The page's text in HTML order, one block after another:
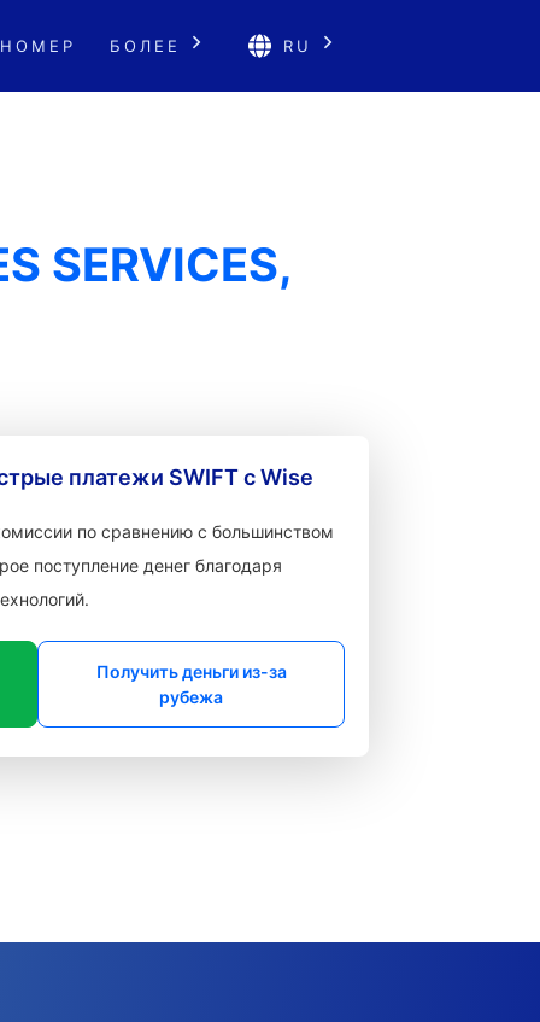
БОЛЕЕ RU
SERVICES,
платежи SWIFT с Wise
по сравнению с большинством
поступление денег благодаря
Получить деньги из-за
рубежа